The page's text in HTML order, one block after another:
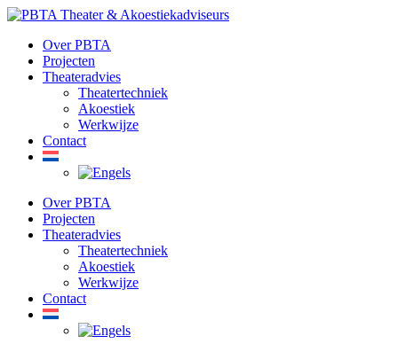
Ga
inhoud
Over PBTA
Projecten
Theateradvies
Theatertechniek
Akoestiek
Werkwijze
Contact
Over PBTA
Projecten
Theateradvies
Theatertechniek
Akoestiek
Werkwijze
Contact